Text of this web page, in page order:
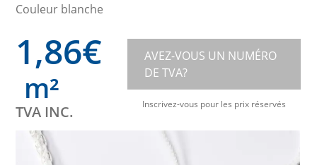
Couleur blanche
1,86€
m²
TVA INC.
AVEZ-VOUS UN NUMÉRO
DE TVA?
Inscrivez-vous pour les prix réservés